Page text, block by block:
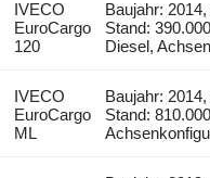
IVECO
EuroCargo
120
Baujahr:
Stand:
Diesel,
IVECO
EuroCargo
ML
Baujahr:
Stand: